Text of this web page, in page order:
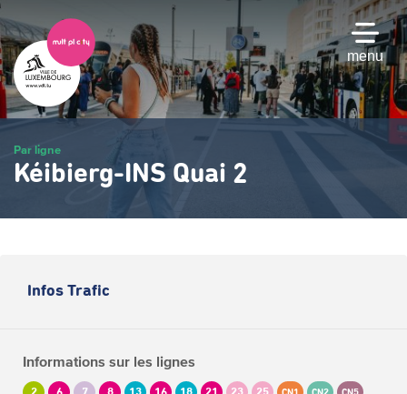
Passer
au
contenu
principal
menu
Par ligne
Kéibierg-INS Quai 2
Infos Trafic
Informations sur les lignes